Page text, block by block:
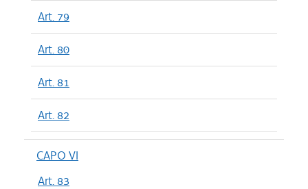
Art. 79
Art. 80
Art. 81
Art. 82
CAPO VI
Art. 83